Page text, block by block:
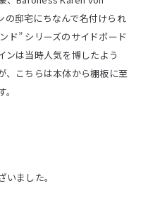
邸宅にちなんで名付けられ
ド” シリーズのサイドボード
ンは当時人気を博したよう
、こちらは本体から棚板に至
ました。